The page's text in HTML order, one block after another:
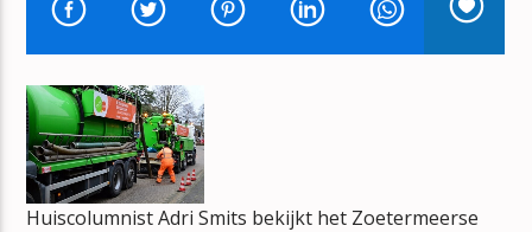
NEVER TOO LATE
KYLIE MINOGUE
mz-radio
Huiscolumnist Adri Smits bekijkt het Zoetermeerse